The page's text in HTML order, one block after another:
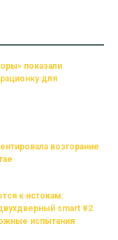
показали
для
возгорание
к истокам:
smart #2
испытания